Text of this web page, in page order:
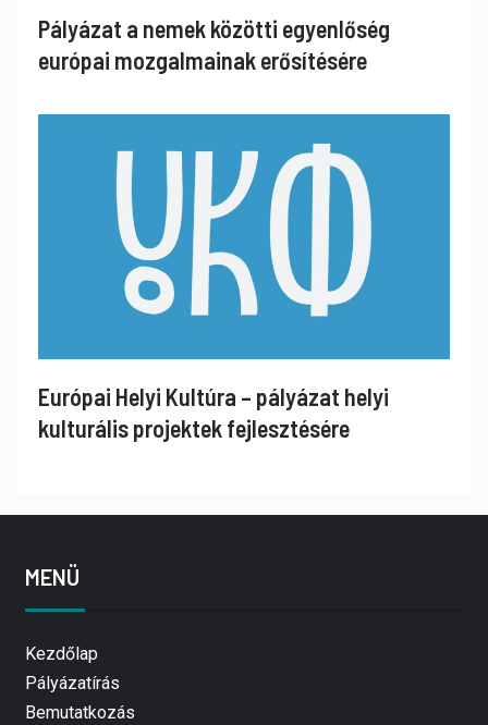
Pályázat a nemek közötti egyenlőség
európai mozgalmainak erősítésére
Európai Helyi Kultúra – pályázat helyi
kulturális projektek fejlesztésére
MENÜ
Kezdőlap
Pályázatírás
Bemutatkozás